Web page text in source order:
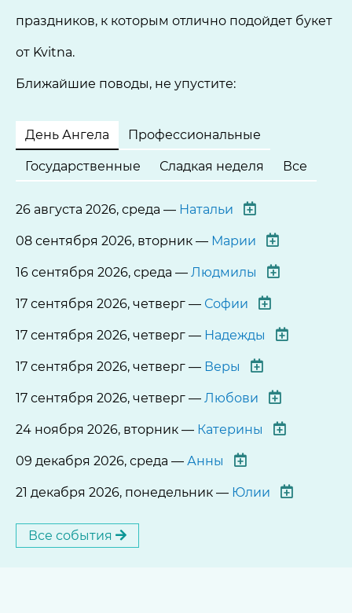
праздников, к которым отлично подойдет букет
от Kvitna.
Ближайшие поводы, не упустите:
День Ангела Профессиональные
Государственные Сладкая неделя Все
26 августа 2026, среда — Натальи
08 сентября 2026, вторник — Марии
16 сентября 2026, среда — Людмилы
17 сентября 2026, четверг — Софии
17 сентября 2026, четверг — Надежды
17 сентября 2026, четверг — Веры
17 сентября 2026, четверг — Любови
24 ноября 2026, вторник — Катерины
09 декабря 2026, среда — Анны
21 декабря 2026, понедельник — Юлии
Все события